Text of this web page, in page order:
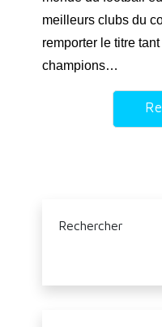
meilleurs clubs du
remporter le titre
champions…
Rechercher